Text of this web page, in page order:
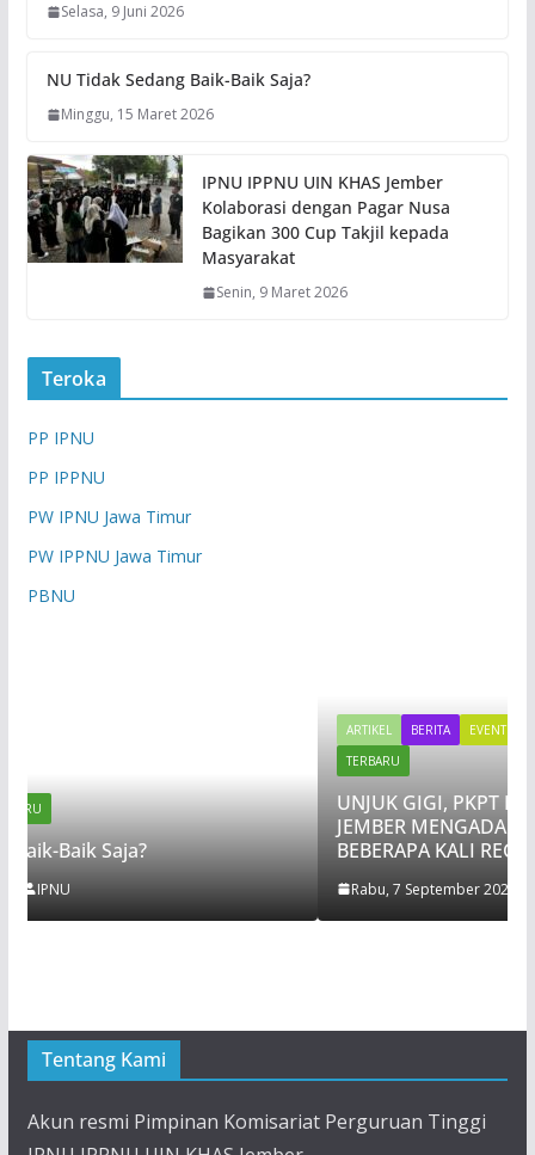
Selasa, 9 Juni 2026
NU Tidak Sedang Baik-Baik Saja?
Minggu, 15 Maret 2026
IPNU IPPNU UIN KHAS Jember
Kolaborasi dengan Pagar Nusa
Bagikan 300 Cup Takjil kepada
Masyarakat
Senin, 9 Maret 2026
Teroka
PP IPNU
PP IPPNU
PW IPNU Jawa Timur
PW IPPNU Jawa Timur
PBNU
NASIHAT OPINI
REDAKSI
UNJUK GIGI, PKPT IPNU IPPNU UIN KHAS
JEMBER MENGADAKAN LAKMUD SETELAH
BEBERAPA KALI REGENERASI TIDAK
IPPNU
Tentang Kami
Akun resmi Pimpinan Komisariat Perguruan Tinggi